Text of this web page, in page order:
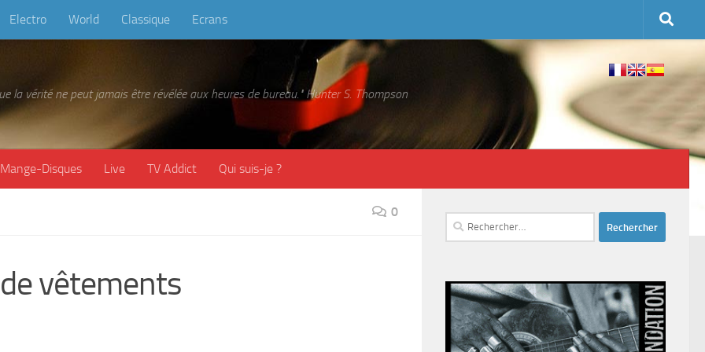
Electro World Classique Ecrans
la vérité ne peut jamais être révélée aux heures de bureau." Hunter S. Thompson
Mange-Disques Live TV Addict Qui suis-je ?
0
vêtements
Rechercher :